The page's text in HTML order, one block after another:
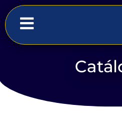
Iluminación Comercial